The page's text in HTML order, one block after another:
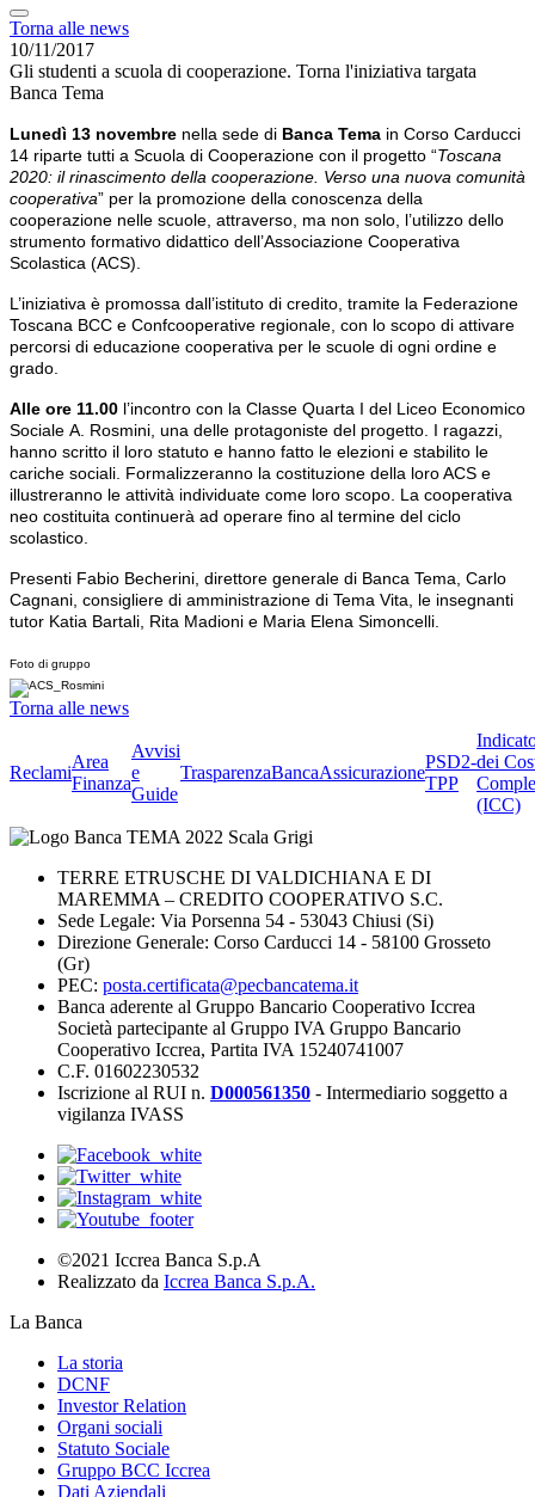
Torna alle news
10/11/2017
Gli studenti a scuola di cooperazione. Torna l'iniziativa targata
Banca Tema
Lunedì 13 novembre nella sede di Banca Tema in Corso Carducci
14 riparte tutti a Scuola di Cooperazione con il progetto “Toscana
2020: il rinascimento della cooperazione. Verso una nuova comunità
cooperativa” per la promozione della conoscenza della
cooperazione nelle scuole, attraverso, ma non solo, l’utilizzo dello
strumento formativo didattico dell’Associazione Cooperativa
Scolastica (ACS).
L’iniziativa è promossa dall’istituto di credito, tramite la Federazione
Toscana BCC e Confcooperative regionale, con lo scopo di attivare
percorsi di educazione cooperativa per le scuole di ogni ordine e
grado.
Alle ore 11.00 l’incontro con la Classe Quarta I del Liceo Economico
Sociale A. Rosmini, una delle protagoniste del progetto. I ragazzi,
hanno scritto il loro statuto e hanno fatto le elezioni e stabilito le
cariche sociali. Formalizzeranno la costituzione della loro ACS e
illustreranno le attività individuate come loro scopo. La cooperativa
neo costituita continuerà ad operare fino al termine del ciclo
scolastico.
Presenti Fabio Becherini, direttore generale di Banca Tema, Carlo
Cagnani, consigliere di amministrazione di Tema Vita, le insegnanti
tutor Katia Bartali, Rita Madioni e Maria Elena Simoncelli.
Foto di gruppo
Torna alle news
Reclami
Area
Finanza
Avvisi
e
Guide
TrasparenzaBancaAssicurazione
PSD2-
TPP
dei
(ICC)
TERRE ETRUSCHE DI VALDICHIANA E DI
MAREMMA – CREDITO COOPERATIVO S.C.
Sede Legale: Via Porsenna 54 - 53043 Chiusi (Si)
Direzione Generale: Corso Carducci 14 - 58100 Grosseto
(Gr)
PEC: posta.certificata@pecbancatema.it
Banca aderente al Gruppo Bancario Cooperativo Iccrea
Società partecipante al Gruppo IVA Gruppo Bancario
Cooperativo Iccrea, Partita IVA 15240741007
C.F. 01602230532
Iscrizione al RUI n. D000561350 - Intermediario soggetto a
vigilanza IVASS
©2021 Iccrea Banca S.p.A
Realizzato da Iccrea Banca S.p.A.
La Banca
La storia
DCNF
Investor Relation
Organi sociali
Statuto Sociale
Gruppo BCC Iccrea
Dati Aziendali